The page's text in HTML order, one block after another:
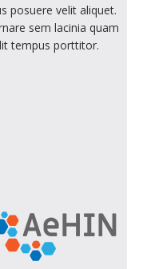
posuere velit aliquet.
sem lacinia quam
tempus porttitor.